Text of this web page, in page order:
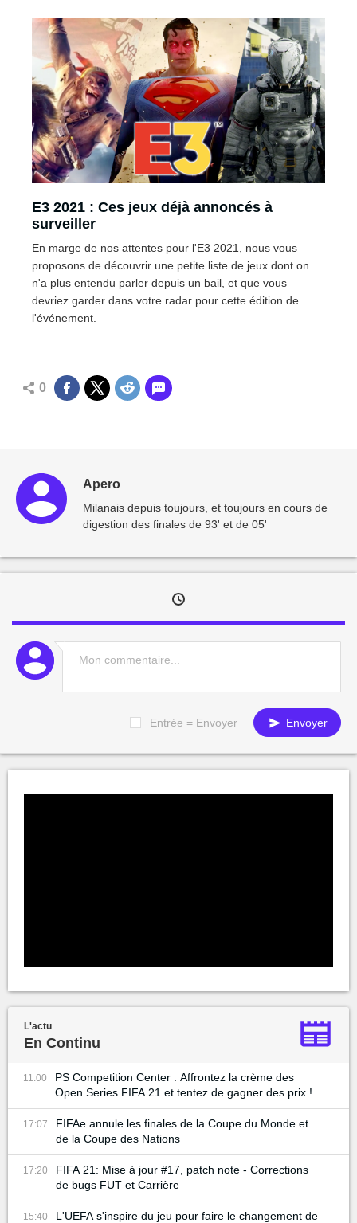
E3 2021 : Ces jeux déjà annoncés à
surveiller
En marge de nos attentes pour l'E3 2021, nous vous
proposons de découvrir une petite liste de jeux dont on
n'a plus entendu parler depuis un bail, et que vous
devriez garder dans votre radar pour cette édition de
l'événement.
0
Apero
Milanais depuis toujours, et toujours en cours de
digestion des finales de 93' et de 05'
Entrée = Envoyer Envoyer
L'actu
En Continu
11:00
PS Competition Center : Affrontez la crème des
Open Series FIFA 21 et tentez de gagner des prix !
17:07
FIFAe annule les finales de la Coupe du Monde et
de la Coupe des Nations
17:20
FIFA 21: Mise à jour #17, patch note - Corrections
de bugs FUT et Carrière
15:40
L'UEFA s'inspire du jeu pour faire le changement de